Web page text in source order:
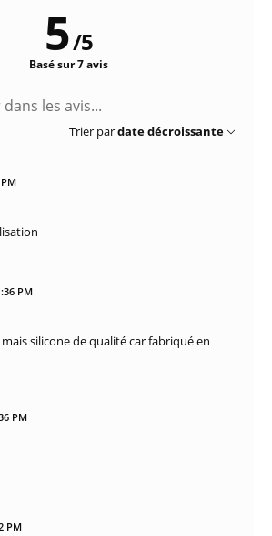
5/5
Basé sur 7 avis
Trier pardate décroissante
PM
silicone de qualité car fabriqué en
PM
PM